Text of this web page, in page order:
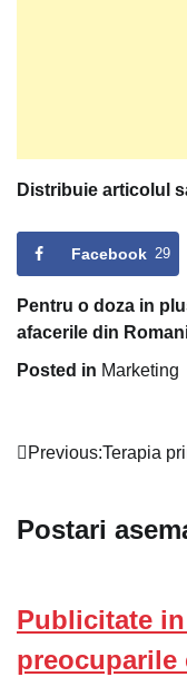
Distribuie articolul
Facebook 29
Pentru o doza in
afacerile din
Posted in Marketing
Navigare
articole
Previous:Terapia
Postari
Publicitate